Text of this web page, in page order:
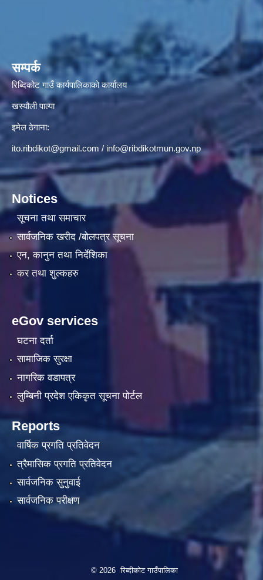
सम्पर्क
रिब्दिकोट गाउँ कार्यपालिकाको कार्यालय
खस्यौली पाल्पा
इमेल ठेगाना:
ito.ribdikot@gmail.com / info@ribdikotmun.gov.np
Notices
सूचना तथा समाचार
सार्वजनिक खरीद /बोलपत्र सूचना
एन, कानुन तथा निर्देशिका
कर तथा शुल्कहरु
eGov services
घटना दर्ता
सामाजिक सुरक्षा
नागरिक वडापत्र
लुम्बिनी प्रदेश एकिकृत सूचना पाेर्टल
Reports
वार्षिक प्रगति प्रतिवेदन
त्रैमासिक प्रगति प्रतिवेदन
सार्वजनिक सुनुवाई
सार्वजनिक परीक्षण
© 2026 रिब्दीकोट गाउँपालिका